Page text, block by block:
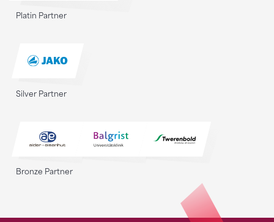
Platin Partner
Silver Partner
Bronze Partner